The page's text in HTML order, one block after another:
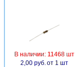
В наличии: 11468 шт
2,00 руб. от 1 шт